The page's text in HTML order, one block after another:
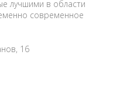
лучшими в области
современное
16